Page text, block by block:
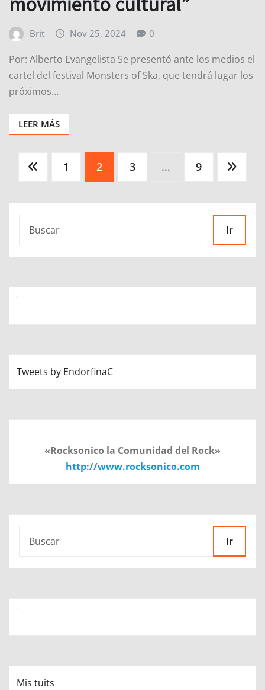
Brit Nov 25, 2024 0
Por: Alberto Evangelista Se presentó ante los medios el
cartel del festival Monsters of Ska, que tendrá lugar los
próximos…
LEER MÁS
1 2 3 … 9
Ir
Tweets by EndorfinaC
«Rocksonico la Comunidad del Rock»
http://www.rocksonico.com
Ir
Mis tuits